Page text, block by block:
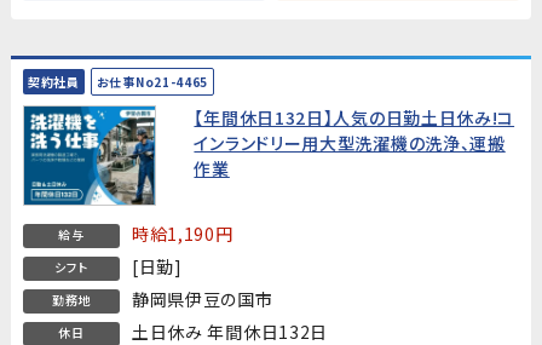
契約社員 お仕事No21-4465
【年間休日132日】人気の日勤土日休み!コ
インランドリー用大型洗濯機の洗浄、運搬
作業
給与 時給1,190円
シフト [日勤]
勤務地 静岡県伊豆の国市
休日 土日休み 年間休日132日